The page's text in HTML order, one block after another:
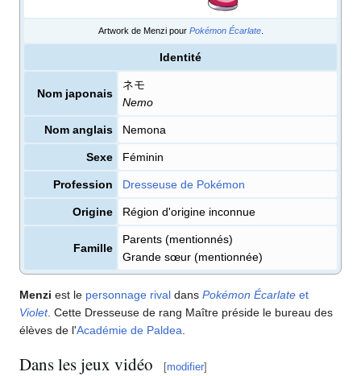
Artwork de Menzi pour Pokémon Écarlate.
Identité
Nom japonais
ネモ
Nemo
Nom anglais Nemona
Sexe Féminin
Profession Dresseuse de Pokémon
Origine Région d'origine inconnue
Famille
Parents (mentionnés)
Grande sœur (mentionnée)
Menzi est le personnage rival dans Pokémon Écarlate et
Violet. Cette Dresseuse de rang Maître préside le bureau des
élèves de l'Académie de Paldea
Dans les jeux vidéo [modifier]